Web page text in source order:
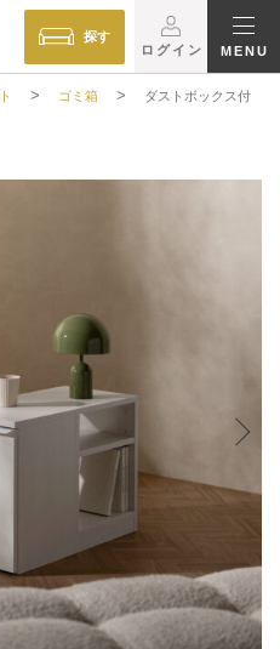
探す
ログイン
MENU
> ゴミ箱 >
ダストボックス付